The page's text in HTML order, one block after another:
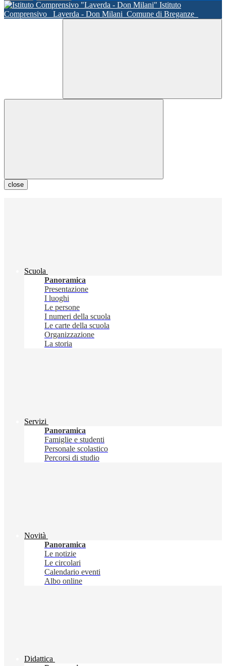
Istituto
Comprensivo
Laverda - Don Milani Comune di Breganze
close
Scuola
Panoramica
Presentazione
I luoghi
Le persone
I numeri della scuola
Le carte della scuola
Organizzazione
La storia
Servizi
Panoramica
Famiglie e studenti
Personale scolastico
Percorsi di studio
Novità
Panoramica
Le notizie
Le circolari
Calendario eventi
Albo online
Didattica